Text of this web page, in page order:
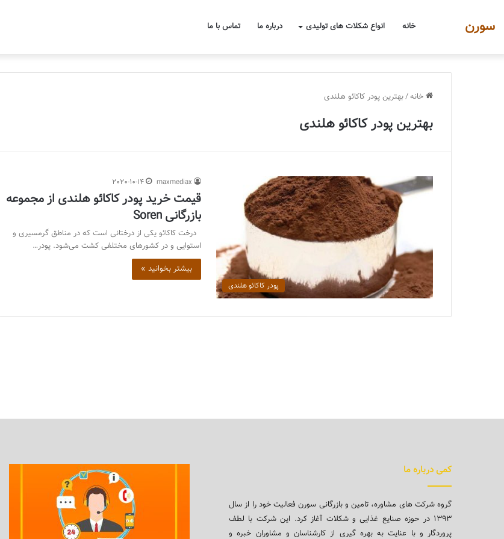
سورن خانه انواع شکلات های تولیدی درباره ما تماس با ما
خانه/بهترین پودر کاکائو هلندی
بهترین پودر کاکائو هلندی
پودر کاکائو هلندی
maxmediax
2020-10-14
قیمت خرید پودر کاکائو هلندی از مجموعه
بازرگانی Soren
درخت کاکائو یکی از درختانی است که در مناطق گرمسیری و
استوایی و در کشورهای مختلفی کشت می‌شود. پودر…
بیشتر بخوانید »
کمی درباره ما
گروه شرکت های مشاوره، تامین و بازرگانی سورن فعالیت خود را از سال
۱۳۹۳ در حوزه صنایع غذایی و شکلات آغاز کرد. این شرکت با لطف
پروردگار و با عنایت به بهره گیری از کارشناسان و مشاوران خبره و